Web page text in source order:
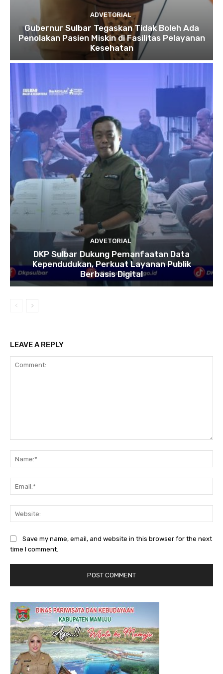
ADVETORIAL
Gubernur Sulbar Tegaskan Tidak Boleh Ada
Penolakan Pasien Miskin di Fasilitas Pelayanan
Kesehatan
ADVETORIAL
DKP Sulbar Dukung Pemanfaatan Data
Kependudukan, Perkuat Layanan Publik
Berbasis Digital
LEAVE A REPLY
Save my name, email, and website in this browser for the next
time I comment.